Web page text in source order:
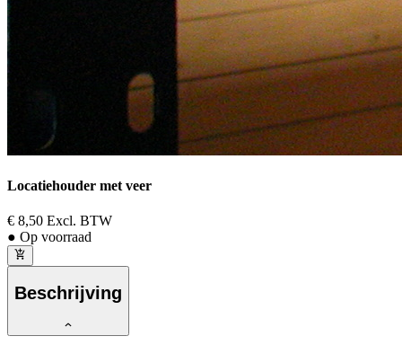
Locatiehouder met veer
€ 8,50 Excl. BTW
● Op voorraad
Beschrijving